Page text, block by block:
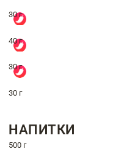
30 г
40 г
30 г
30 г
НАПИТКИ
500 г